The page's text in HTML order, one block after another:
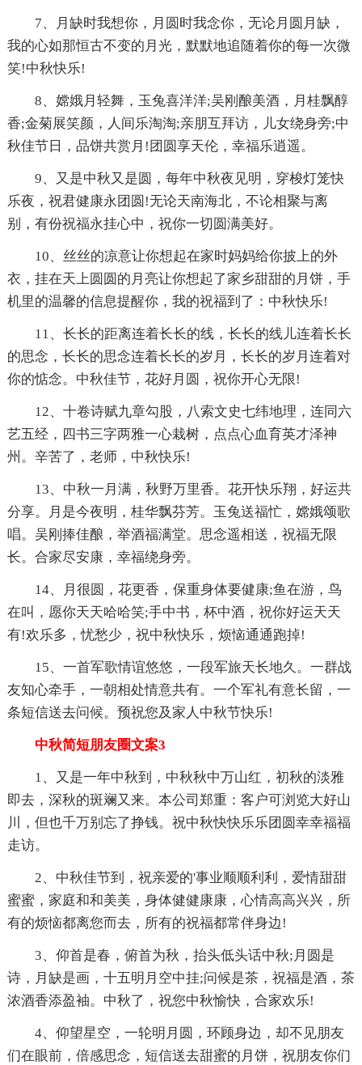
7、月缺时我想你，月圆时我念你，无论月圆月缺，
我的心如那恒古不变的月光，默默地追随着你的每一次微
笑!中秋快乐!
8、嫦娥月轻舞，玉兔喜洋洋;吴刚酿美酒，月桂飘醇
香;金菊展笑颜，人间乐淘淘;亲朋互拜访，儿女绕身旁;中
秋佳节日，品饼共赏月!团圆享天伦，幸福乐逍遥。
9、又是中秋又是圆，每年中秋夜见明，穿梭灯笼快
乐夜，祝君健康永团圆!无论天南海北，不论相聚与离
别，有份祝福永挂心中，祝你一切圆满美好。
10、丝丝的凉意让你想起在家时妈妈给你披上的外
衣，挂在天上圆圆的月亮让你想起了家乡甜甜的月饼，手
机里的温馨的信息提醒你，我的祝福到了：中秋快乐!
11、长长的距离连着长长的线，长长的线儿连着长长
的思念，长长的思念连着长长的岁月，长长的岁月连着对
你的惦念。中秋佳节，花好月圆，祝你开心无限!
12、十卷诗赋九章勾股，八索文史七纬地理，连同六
艺五经，四书三字两雅一心栽树，点点心血育英才泽神
州。辛苦了，老师，中秋快乐!
13、中秋一月满，秋野万里香。花开快乐翔，好运共
分享。月是今夜明，桂华飘芬芳。玉兔送福忙，嫦娥颂歌
唱。吴刚捧佳酿，举酒福满堂。思念遥相送，祝福无限
长。合家尽安康，幸福绕身旁。
14、月很圆，花更香，保重身体要健康;鱼在游，鸟
在叫，愿你天天哈哈笑;手中书，杯中酒，祝你好运天天
有!欢乐多，忧愁少，祝中秋快乐，烦恼通通跑掉!
15、一首军歌情谊悠悠，一段军旅天长地久。一群战
友知心牵手，一朝相处情意共有。一个军礼有意长留，一
条短信送去问候。预祝您及家人中秋节快乐!
中秋简短朋友圈文案3
1、又是一年中秋到，中秋秋中万山红，初秋的淡雅
即去，深秋的斑斓又来。本公司郑重：客户可浏览大好山
川，但也千万别忘了挣钱。祝中秋快快乐乐团圆幸幸福福
走访。
2、中秋佳节到，祝亲爱的'事业顺顺利利，爱情甜甜
蜜蜜，家庭和和美美，身体健健康康，心情高高兴兴，所
有的烦恼都离您而去，所有的祝福都常伴身边!
3、仰首是春，俯首为秋，抬头低头话中秋;月圆是
诗，月缺是画，十五明月空中挂;问候是茶，祝福是酒，茶
浓酒香添盈袖。中秋了，祝您中秋愉快，合家欢乐!
4、仰望星空，一轮明月圆，环顾身边，却不见朋友
们在眼前，倍感思念，短信送去甜蜜的月饼，祝朋友你们